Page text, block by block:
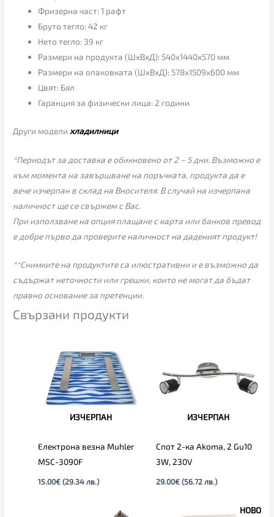
Фризерна част: 1 рафт
Бруто тегло: 42 кг
Нето тегло: 39 кг
Размери на продукта (ШхВхД): 540x1440x570 мм
Размери на опаковката (ШхВхД): 578x1509x600 мм
Цвят: Бял
Гаранция за физически лица: 2 години
Други модели хладилници
*Периодът за доставка е обикновено от 2 – 5 дни. Възможно е
към момента на завършване на поръчката, продукта да е
вече изчерпан в склад на Вносителя. В случай на изчерпана
наличност ще се свържем с Вас.
При използване на опция плащане с карта или банков превод
е добре първо да проверите наличност на даденият продукт!
**Снимките на продуктите са илюстративни и е възможно да
съдържат неточности или грешки, които не могат да бъдат
правно основание за претенции.
Свързани продукти
ИЗЧЕРПАН
Електрона везна Muhler
MSC-3090F
15.00€ (29.34 лв.)
ИЗЧЕРПАН
Спот 2-ка Akoma, 2 Gu10
3W, 230V
29.00€ (56.72 лв.)
НОВО